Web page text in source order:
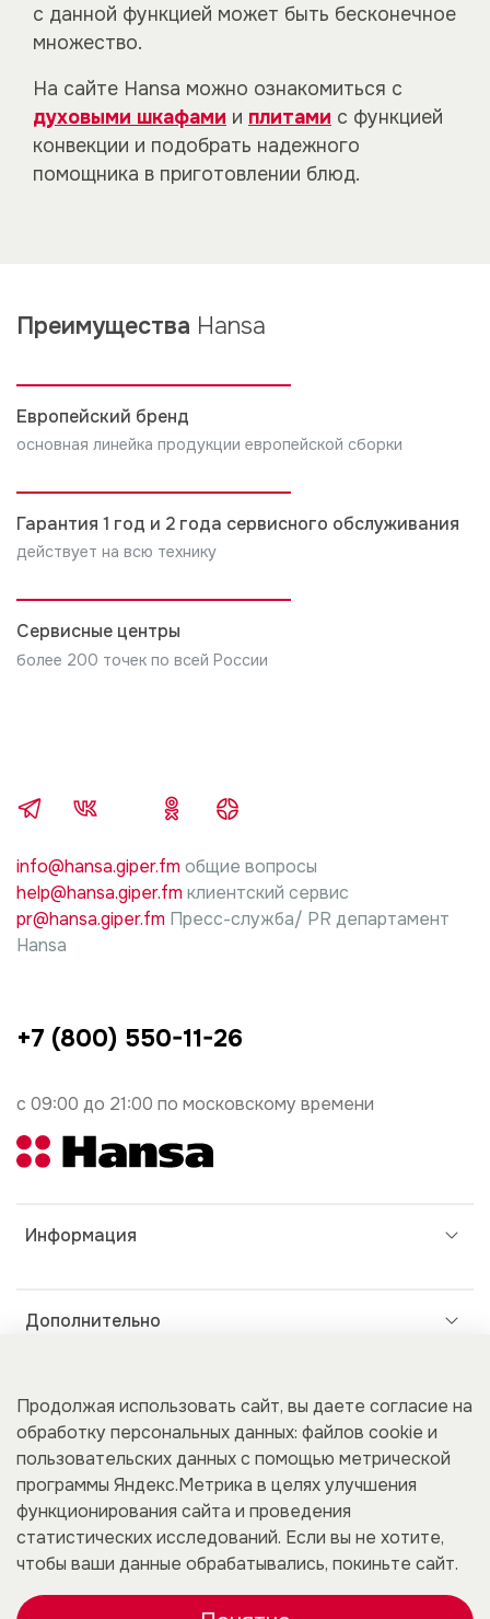
с данной функцией может быть бесконечное
множество.
На сайте Hansa можно ознакомиться с
духовыми шкафами и плитами с функцией
конвекции и подобрать надежного
помощника в приготовлении блюд.
Преимущества Hansa
Европейский бренд
основная линейка продукции европейской сборки
Гарантия 1 год и 2 года сервисного обслуживания
действует на всю технику
Сервисные центры
более 200 точек по всей России
Информация
Дополнительно
Покупателям
Для бизнеса
с 09:00 до 21:00 по московскому времени
+7 (800) 550-11-26
info@hansa.giper.fm общие вопросы
help@hansa.giper.fm клиентский сервис
pr@hansa.giper.fm Пресс-служба/ PR департамент
Hansa
Продолжая использовать сайт, вы даете согласие на
обработку персональных данных: файлов cookie и
пользовательских данных с помощью метрической
программы Яндекс.Метрика в целях улучшения
функционирования сайта и проведения
статистических исследований. Если вы не хотите,
чтобы ваши данные обрабатывались, покиньте сайт.